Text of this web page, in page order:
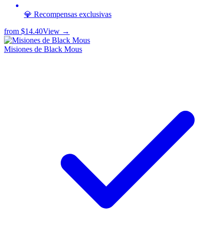
💎 Recompensas exclusivas
from $14.40View →
Misiones de Black Mous